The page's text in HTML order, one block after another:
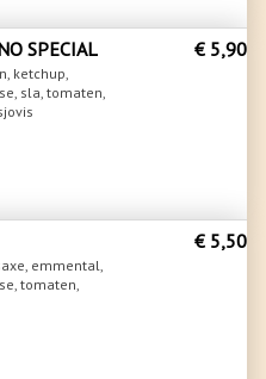
SPECIAL
ketchup,
sla, tomaten,
€ 5,90
emmental,
tomaten,
€ 5,50